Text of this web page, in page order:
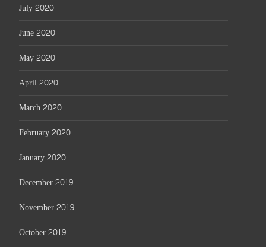
July 2020
June 2020
May 2020
April 2020
March 2020
February 2020
January 2020
December 2019
November 2019
October 2019